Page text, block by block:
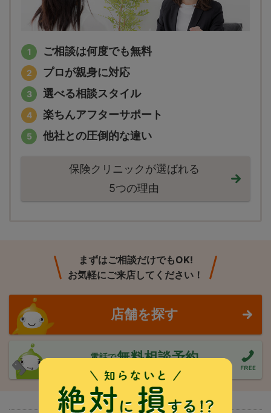
ご相談は何度でも無料
プロが親身に対応
選べる相談スタイル
楽ちんアフターサポート
他社との圧倒的な違い
保険クリニックが選ばれる
5つの理由
まずはご相談だけでもOK!
お気軽にご来店してください！
店舗を探す
電話で無料相談予約
営業時間 9:00～19：00 定休日 年末年始